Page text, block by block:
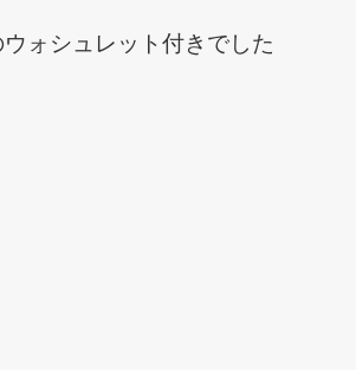
ウォシュレット付きでした